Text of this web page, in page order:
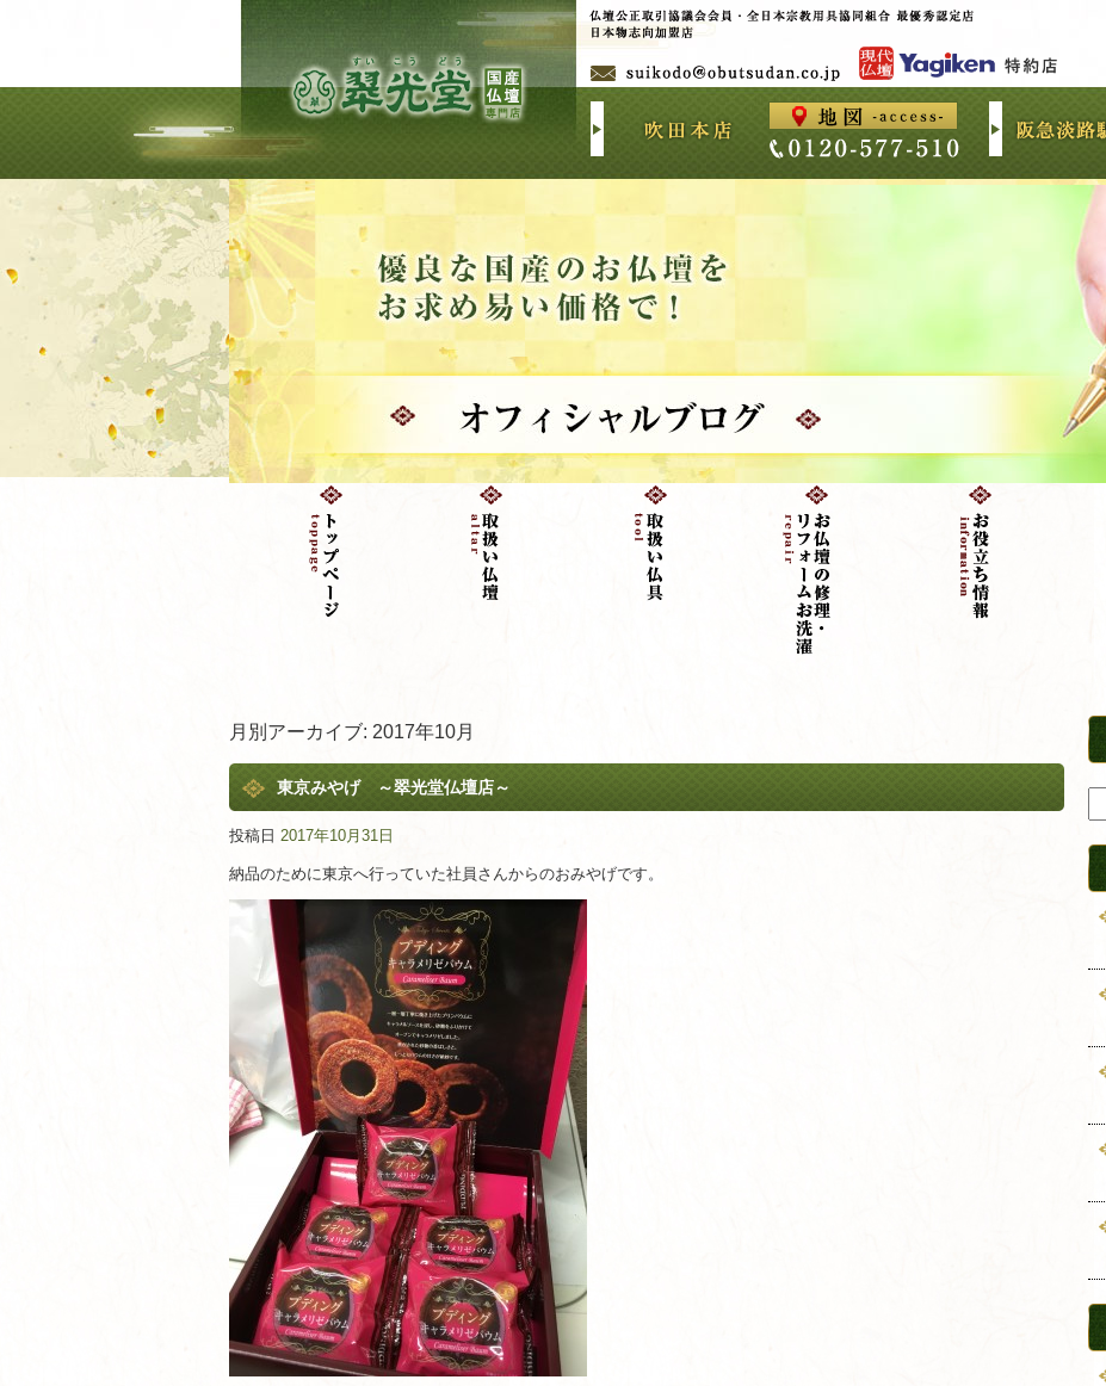
月別アーカイブ: 2017年10月
東京みやげ ～翠光堂仏壇店～
投稿日 2017年10月31日
納品のために東京へ行っていた社員さんからのおみやげです。